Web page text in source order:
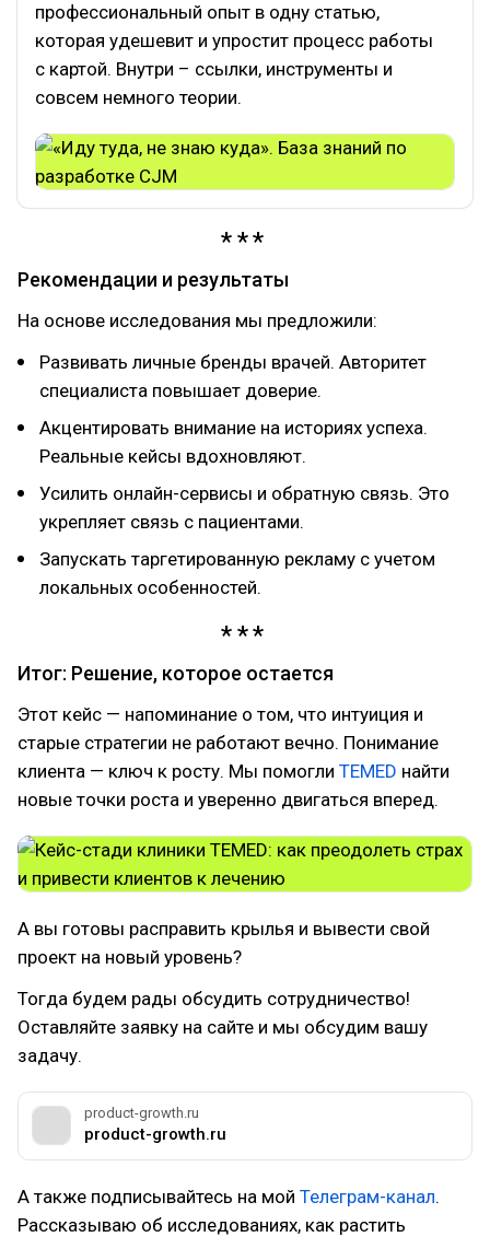
профессиональный опыт в одну статью,
которая удешевит и упростит процесс работы
с картой. Внутри – ссылки, инструменты и
совсем немного теории.
Рекомендации и результаты
На основе исследования мы предложили:
Развивать личные бренды врачей. Авторитет
специалиста повышает доверие.
Акцентировать внимание на историях успеха.
Реальные кейсы вдохновляют.
Усилить онлайн-сервисы и обратную связь. Это
укрепляет связь с пациентами.
Запускать таргетированную рекламу с учетом
локальных особенностей.
Итог: Решение, которое остается
Этот кейс — напоминание о том, что интуиция и
старые стратегии не работают вечно. Понимание
клиента — ключ к росту. Мы помогли TEMED найти
новые точки роста и уверенно двигаться вперед.
А вы готовы расправить крылья и вывести свой
проект на новый уровень?
Тогда будем рады обсудить сотрудничество!
Оставляйте заявку на сайте и мы обсудим вашу
задачу.
product-growth.ru
product-growth.ru
А также подписывайтесь на мой Телеграм-канал.
Рассказываю об исследованиях, как растить